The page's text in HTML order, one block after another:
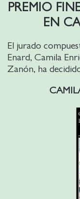
PREMIO
EN
El jurado
Enard, Camila
Zanón, ha